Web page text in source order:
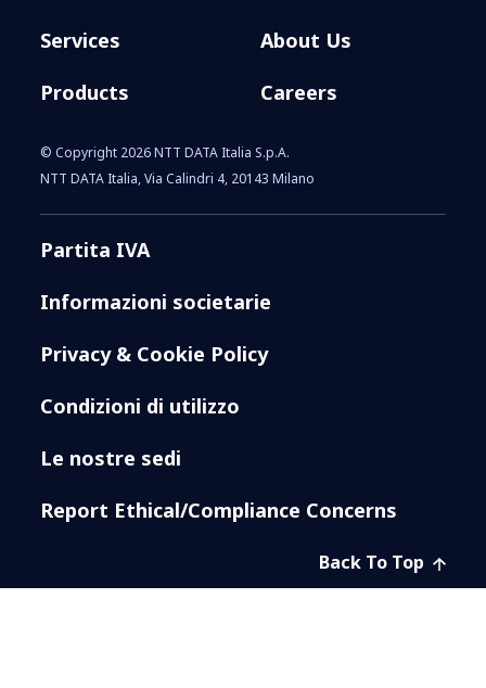
Services
Products
About Us
Careers
© Copyright 2026 NTT DATA Italia S.p.A.
NTT DATA Italia, Via Calindri 4, 20143 Milano
Partita IVA
Informazioni societarie
Privacy & Cookie Policy
Condizioni di utilizzo
Le nostre sedi
Report Ethical/Compliance Concerns
Back To Top